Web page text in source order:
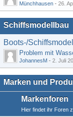
Münchhausen - 26.
Schiffsmodellbau
Boots-/
Problem mit
JohannesM - 2. Juli
Marken und
Markenforen
Hier findet ihr Foren